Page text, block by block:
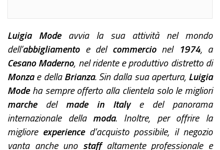
Luigia Modeavvia la sua attività nel mondo
dell’abbigliamento e del commercio nel 1974, a
Cesano Maderno, nel ridente e produttivo distretto di
Monzae dellaBrianza. Sin dalla sua apertura,Luigia
Modeha sempre offerto alla clientela solo le migliori
marche del made in Italye del panorama
internazionale della moda. Inoltre, per offrire la
migliore experience d’acquisto possibile, il negozio
vanta anche uno staff altamente professionale e